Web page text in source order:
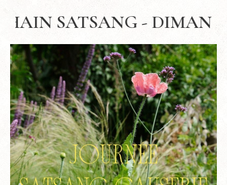
19 juillet 2026